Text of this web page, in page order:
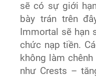
sẽ có sự giới
bày trán trên
Immortal sẽ hạn
chức nạp tiền.
không làm
như Crests –